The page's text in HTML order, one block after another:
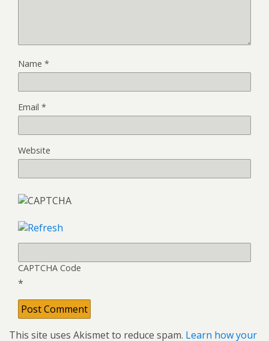
Name *
Email *
Website
CAPTCHA Code
*
This site uses Akismet to reduce spam. Learn how your